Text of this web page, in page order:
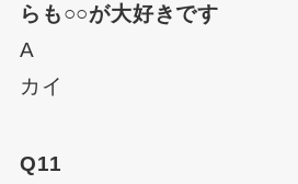
らも○○が大好きです
A
カイ
Q11